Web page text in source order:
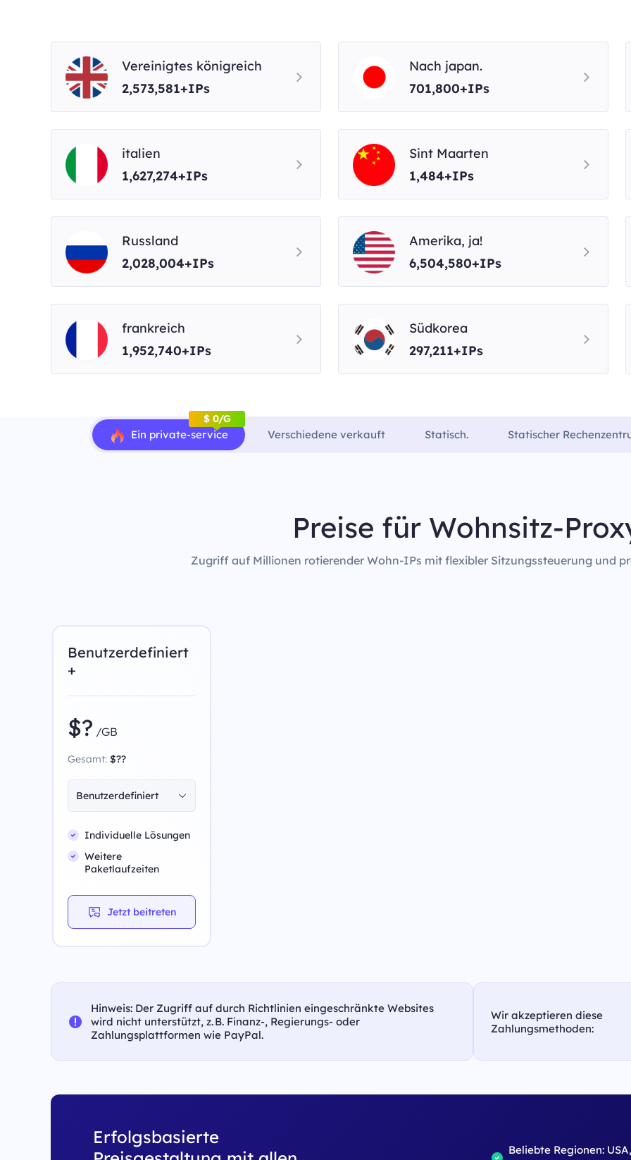
Vereinigtes königreich
2,573,581+IPs
Nach japan.
701,800+IPs
italien
1,627,274+IPs
Sint Maarten
1,484+IPs
Russland
2,028,004+IPs
Amerika, ja!
6,504,580+IPs
frankreich
1,952,740+IPs
Südkorea
297,211+IPs
Ein private-service
$ 0/G
Verschiedene verkauft Statisch. Statischer
Preise für Wohnsitz-
Zugriff auf Millionen rotierender Wohn-IPs mit flexibler Sitzungssteuerung und
Benutzerdefiniert
+
$? /GB
Gesamt: $??
Benutzerdefiniert
Individuelle Lösungen
Weitere
Paketlaufzeiten
Jetzt beitreten
Hinweis: Der Zugriff auf durch Richtlinien eingeschränkte Websites
wird nicht unterstützt, z. B. Finanz-, Regierungs- oder
Zahlungsplattformen wie PayPal.
Wir akzeptieren diese
Zahlungsmethoden:
Erfolgsbasierte
Beliebte Regionen: USA,